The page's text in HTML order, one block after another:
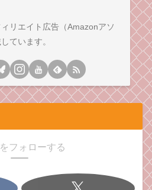
リエイト広告（Amazonアソ
ています。
フォローする